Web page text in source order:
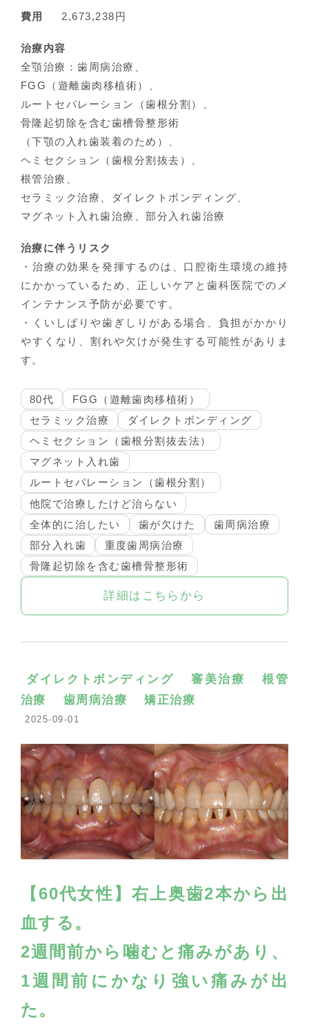
費用 2,673,238円
治療内容
全顎治療：歯周病治療、
FGG（遊離歯肉移植術）、
ルートセパレーション（歯根分割）、
骨隆起切除を含む歯槽骨整形術
（下顎の入れ歯装着のため）、
ヘミセクション（歯根分割抜去）、
根管治療、
セラミック治療、ダイレクトボンディング、
マグネット入れ歯治療、部分入れ歯治療
治療に伴うリスク
・治療の効果を発揮するのは、口腔衛生環境の維持
にかかっているため、正しいケアと歯科医院でのメ
インテナンス予防が必要です。
・くいしばりや歯ぎしりがある場合、負担がかかり
やすくなり、割れや欠けが発生する可能性がありま
す。
80代
FGG（遊離歯肉移植術）
セラミック治療
ダイレクトボンディング
ヘミセクション（歯根分割抜去法）
マグネット入れ歯
ルートセパレーション（歯根分割）
他院で治療したけど治らない
全体的に治したい
歯が欠けた
歯周病治療
部分入れ歯
重度歯周病治療
骨隆起切除を含む歯槽骨整形術
詳細はこちらから
ダイレクトボンディング 審美治療
根管
治療
歯周病治療 矯正治療
2025-09-01
【60代女性】右上奥歯2本から出
血する。
2週間前から噛むと痛みがあり、
1週間前にかなり強い痛みが出
た。